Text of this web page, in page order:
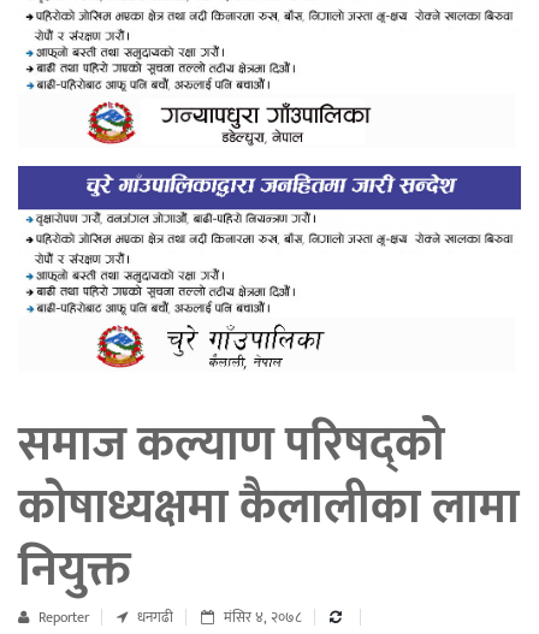
समाज कल्याण परिषद्को
कोषाध्यक्षमा कैलालीका लामा
नियुक्त
Reporter धनगढी मंसिर ४, २०७८